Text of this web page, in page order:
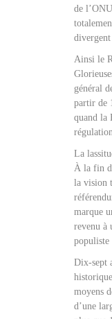
de
Ainsi le
général
partir de
quand la
La
À la fin
la vision
marque
revenu à
populiste
Dix-sept
moyens
d’une